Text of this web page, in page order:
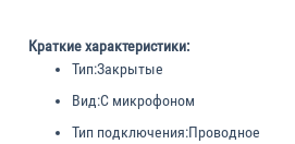
Краткие характеристики:
Тип:Закрытые
Вид:С микрофоном
Тип подключения:Проводное